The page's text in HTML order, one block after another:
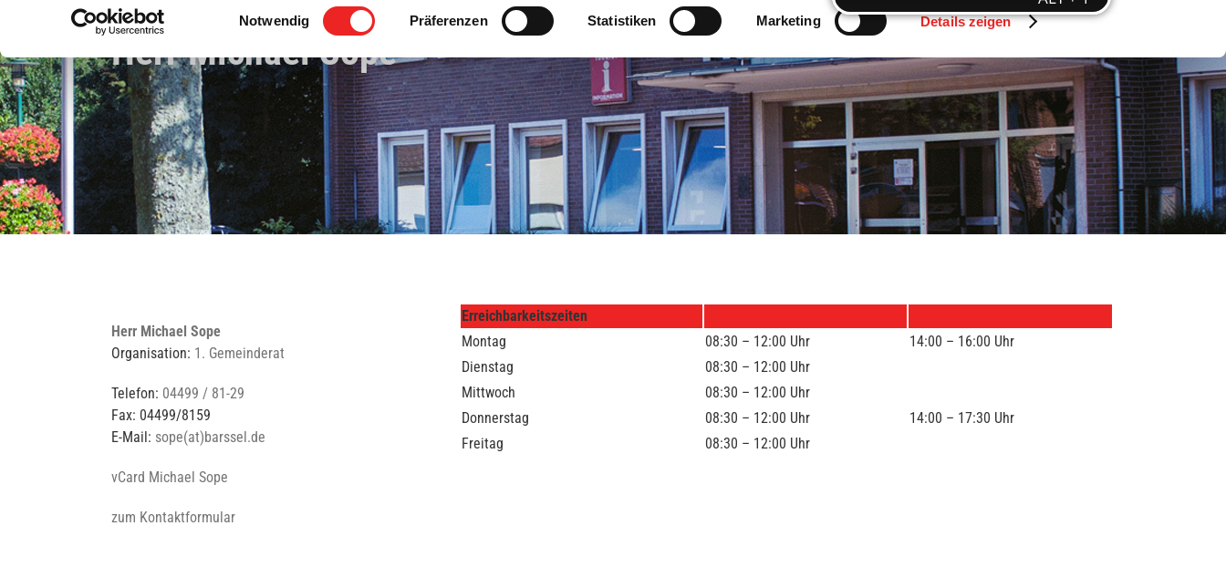
Einwilligungsauswahl
Notwendig Präferenzen Statistiken Marketing Details zeigen
Herr Michael Sope
Herr Michael Sope
Organisation: 1. Gemeinderat
Telefon: 04499 / 81-29
Fax: 04499/8159
E-Mail: sope(at)barssel.de
vCard Michael Sope
zum Kontaktformular
Erreichbarkeitszeiten
Montag
08:30 – 12:00 Uhr
14:00 – 16:00 Uhr
Dienstag
08:30 – 12:00 Uhr
Mittwoch
08:30 – 12:00 Uhr
Donnerstag
08:30 – 12:00 Uhr
14:00 – 17:30 Uhr
Freitag
08:30 – 12:00 Uhr